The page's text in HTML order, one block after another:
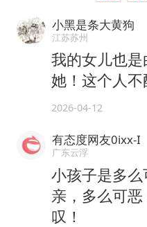
小黑是条大黄狗
江苏苏州
我的女儿也
她！这个人
2026-04-12
有态度网友0ixx-I
广东云浮
小孩子是多
亲，多么可
叹！